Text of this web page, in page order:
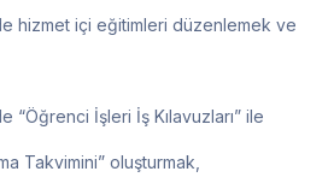
hizmet içi eğitimleri düzenlemek ve
“Öğrenci İşleri İş Kılavuzları” ile
Takvimini” oluşturmak,